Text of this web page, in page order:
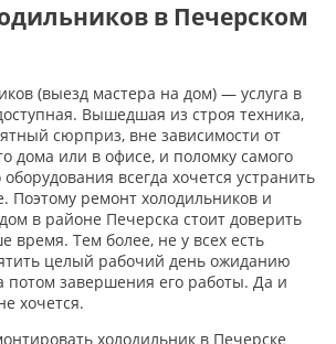
в Печерском
(выезд мастера на дом) — услуга в
Вышедшая из строя техника,
сюрприз, вне зависимости от
дома или в офисе, и поломку самого
всегда хочется устранить
Поэтому ремонт холодильников и
в районе Печерска стоит доверить
время. Тем более, не у всех есть
целый рабочий день ожиданию
потом завершения его работы. Да и
хочется.
холодильник в Печерске